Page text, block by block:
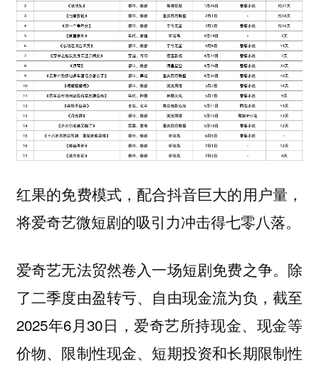
红果的免费模式，配合抖音巨大的用户量，
将爱奇艺微短剧的吸引力冲击得七零八落。
爱奇艺无法贸然卷入一场短剧免费之争。除
了二季度由盈转亏、自由现金流为负，截至
2025年6月30日，爱奇艺所持现金、现金等
价物、限制性现金、短期投资和长期限制性